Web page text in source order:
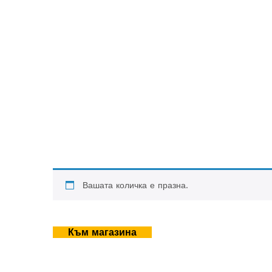
Вашата количка е празна.
Към магазина